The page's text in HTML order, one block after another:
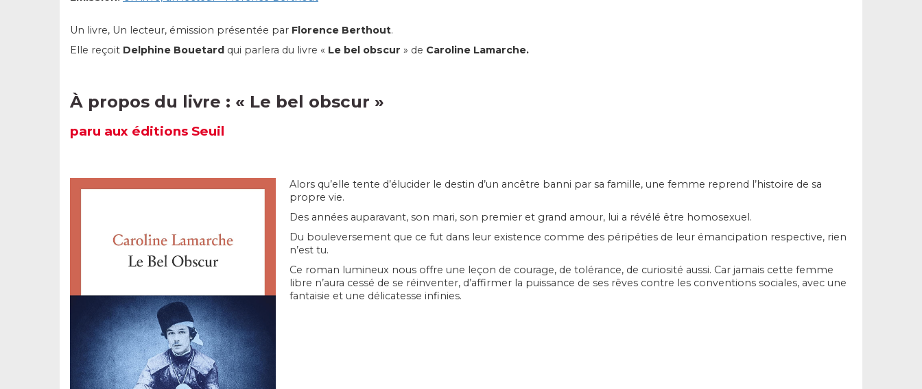
Un livre, Un lecteur, émission présentée par Florence Berthout.
Elle reçoit Delphine Bouetard qui parlera du livre « Le bel obscur » de Caroline Lamarche.
À propos du livre : « Le bel obscur »
paru aux éditions Seuil
Alors qu’elle tente d’élucider le destin d’un ancêtre banni par sa famille, une femme reprend l’histoire de sa
propre vie.
Des années auparavant, son mari, son premier et grand amour, lui a révélé être homosexuel.
Du bouleversement que ce fut dans leur existence comme des péripéties de leur émancipation respective, rien
n’est tu.
Ce roman lumineux nous offre une leçon de courage, de tolérance, de curiosité aussi. Car jamais cette femme
libre n’aura cessé de se réinventer, d’affirmer la puissance de ses rêves contre les conventions sociales, avec une
fantaisie et une délicatesse infinies.